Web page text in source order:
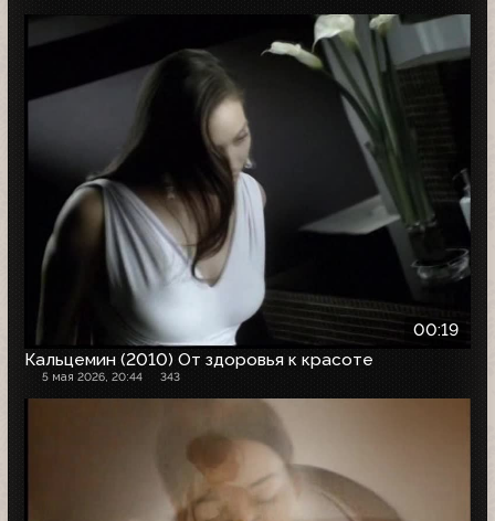
00:19
Кальцемин (2010) От здоровья к красоте
5 мая 2026, 20:44 343